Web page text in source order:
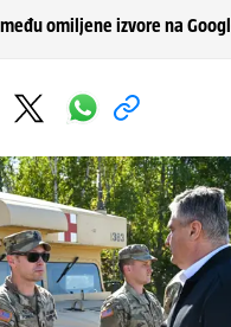
omiljene izvore na